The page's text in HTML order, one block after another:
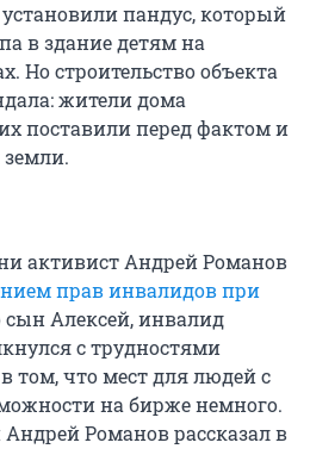
пандус, который
в здание детям на
Но строительство объекта
жители дома
поставили перед фактом и
земли.
активист Андрей Романов
прав инвалидов при
сын Алексей, инвалид
с трудностями
том, что мест для людей с
на бирже немного.
Андрей Романов рассказал в